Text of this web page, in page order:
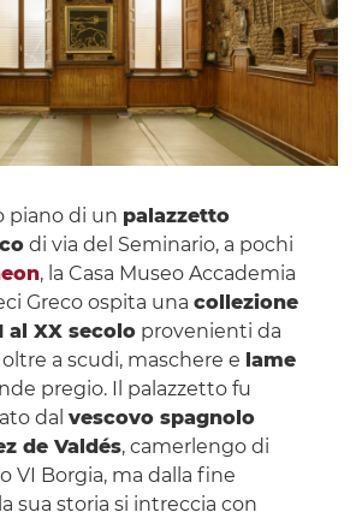
piano di un palazzetto
di via del Seminario, a pochi
, la Casa Museo Accademia
Greco ospita una collezione
al XX secoloprovenienti da
a scudi, maschere e lame
pregio. Il palazzetto fu
dal vescovo spagnolo
de Valdés, camerlengo di
VI Borgia, ma dalla fine
sua storia si intreccia con